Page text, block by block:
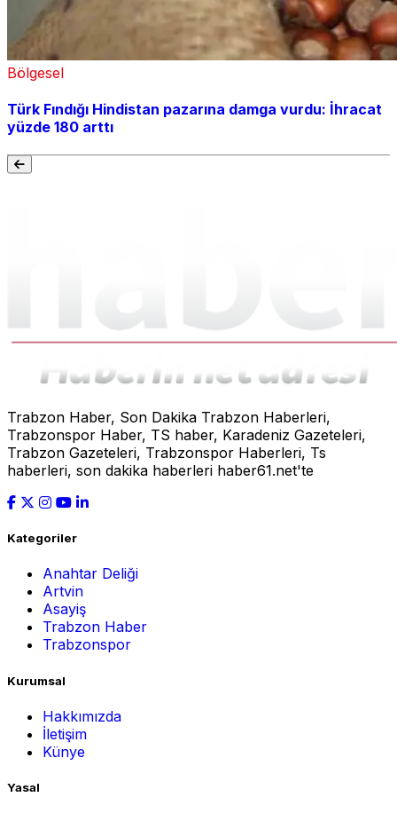
Bölgesel
Türk Fındığı Hindistan pazarına damga vurdu: İhracat
yüzde 180 arttı
Trabzon Haber, Son Dakika Trabzon Haberleri,
Trabzonspor Haber, TS haber, Karadeniz Gazeteleri,
Trabzon Gazeteleri, Trabzonspor Haberleri, Ts
haberleri, son dakika haberleri haber61.net'te
Kategoriler
Anahtar Deliği
Artvin
Asayiş
Trabzon Haber
Trabzonspor
Kurumsal
Hakkımızda
İletişim
Künye
Yasal